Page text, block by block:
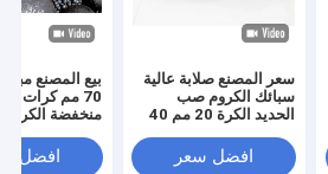
سعر المصنع صلابة عالية
سبائك الكروم صب
الحديد الكرة 20 مم 40
عالية الكروم طحن
الوسائط
افضل سعر
70 مم كرات
منخفضة
طحن لوسائط
الكرة
افضل